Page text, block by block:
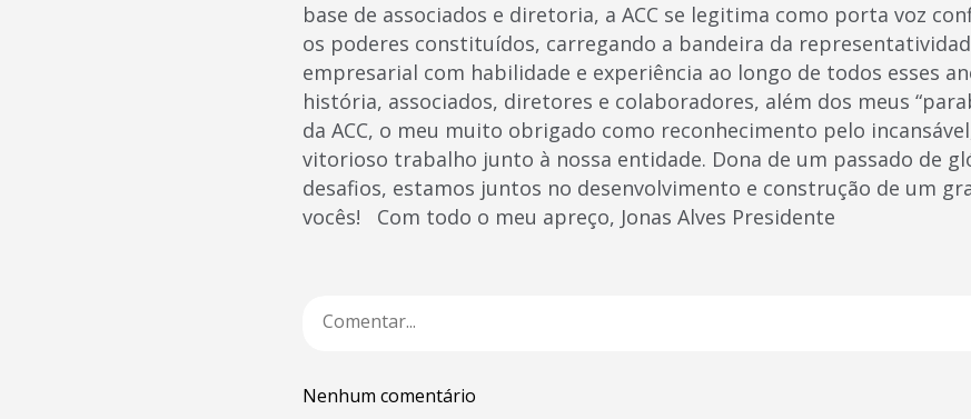
base de associados e diretoria, a ACC se legitima como porta voz
os poderes constituídos, carregando a bandeira da
empresarial com habilidade e experiência ao longo de todos esses
história, associados, diretores e colaboradores, além dos meus
da ACC, o meu muito obrigado como reconhecimento pelo
vitorioso trabalho junto à nossa entidade. Dona de um passado de
desafios, estamos juntos no desenvolvimento e construção de um
vocês! Com todo o meu apreço, Jonas Alves Presidente
Nenhum comentário